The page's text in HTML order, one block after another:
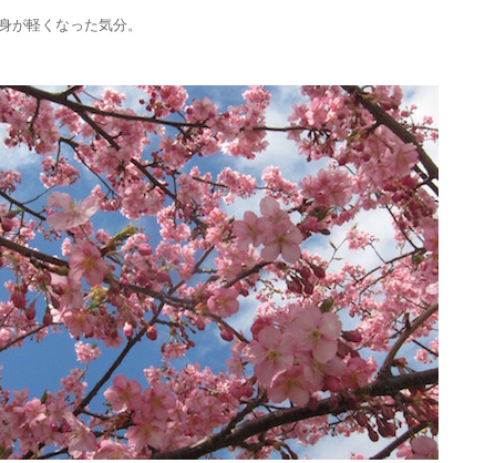
が軽くなった気分。